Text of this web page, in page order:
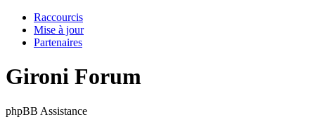
Raccourcis
Mise à jour
Partenaires
Gironi Forum
phpBB Assistance